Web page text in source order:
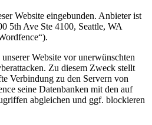
Website eingebunden. Anbieter ist
5th Ave Ste 4100, Seattle, WA
Website vor unerwünschten
Zu diesem Zweck stellt
Verbindung zu den Servern von
seine Datenbanken mit den auf
abgleichen und ggf. blockieren